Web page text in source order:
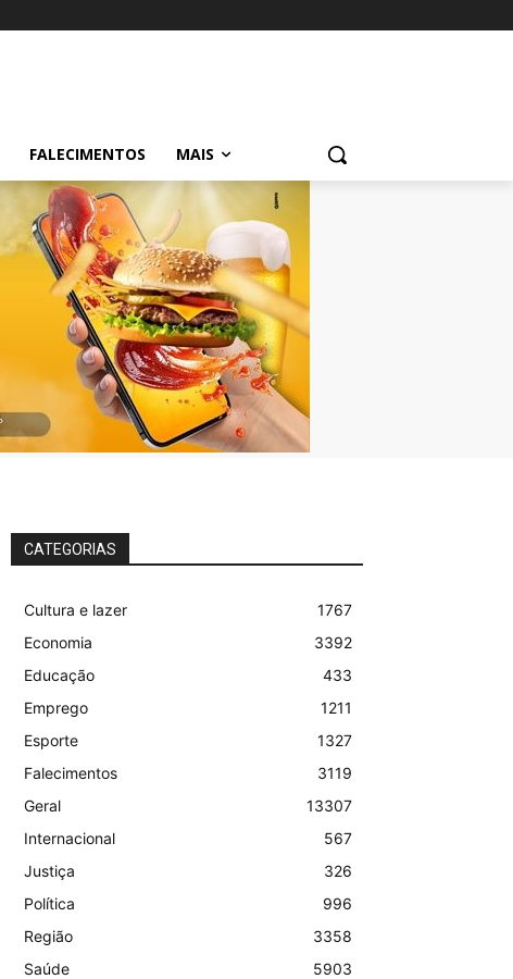
FALECIMENTOS MAIS
CATEGORIAS
Cultura e lazer
1767
Economia
3392
Educação
433
Emprego
1211
Esporte
1327
Falecimentos
3119
Geral
13307
Internacional
567
Justiça
326
Política
996
Região
3358
Saúde
5903